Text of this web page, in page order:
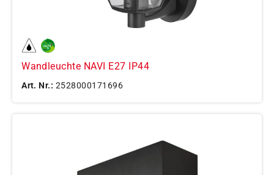
Wandleuchte NAVI E27 IP44
Art. Nr.: 2528000171696